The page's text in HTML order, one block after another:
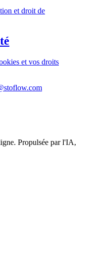
et droit de
et vos droits
Propulsée par l'IA,